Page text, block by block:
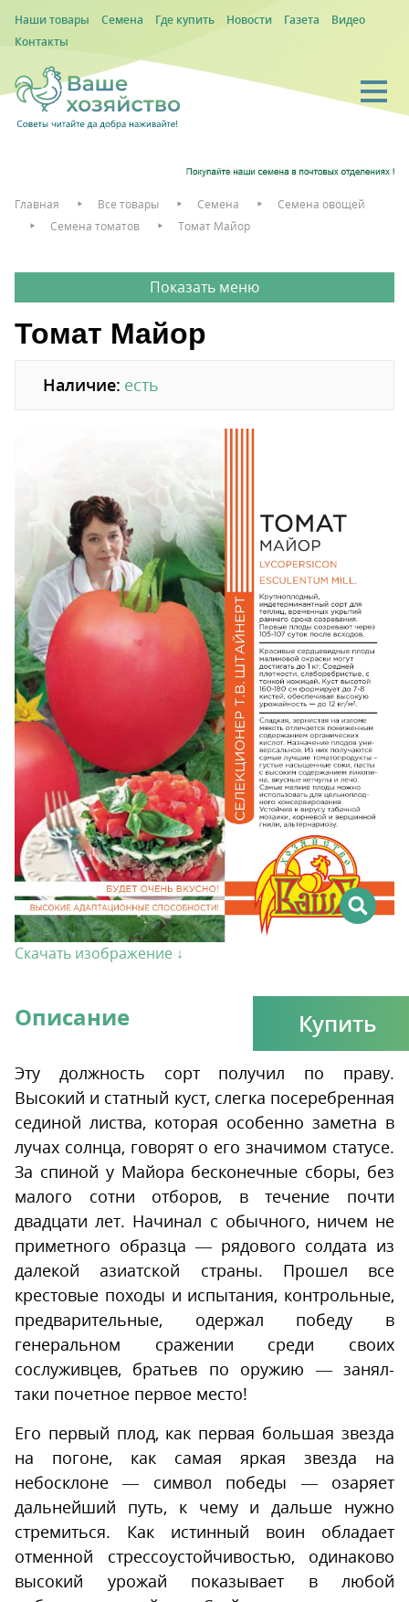
Наши товары Семена Где купить Новости Газета
Видео
Контакты
Главная Все товары Семена
Семена овощей
Семена томатов
Томат Майор
Томат Майор
Наличие: есть
Скачать изображение ↓
Купить
Описание
Эту должность сорт получил по праву.
Высокий и статный куст, слегка посеребренная
сединой листва, которая особенно заметна в
лучах солнца, говорят о его значимом статусе.
За спиной у Майора бесконечные сборы, без
малого сотни отборов, в течение почти
двадцати лет. Начинал с обычного, ничем не
приметного образца — рядового солдата из
далекой азиатской страны. Прошел все
крестовые походы и испытания, контрольные,
предварительные, одержал победу в
генеральном сражении среди своих
сослуживцев, братьев по оружию — занял-
таки почетное первое место!
Его первый плод, как первая большая звезда
на погоне, как самая яркая звезда на
небосклоне — символ победы — озаряет
дальнейший путь, к чему и дальше нужно
стремиться. Как истинный воин обладает
отменной стрессоустойчивостью, одинаково
высокий урожай показывает в любой